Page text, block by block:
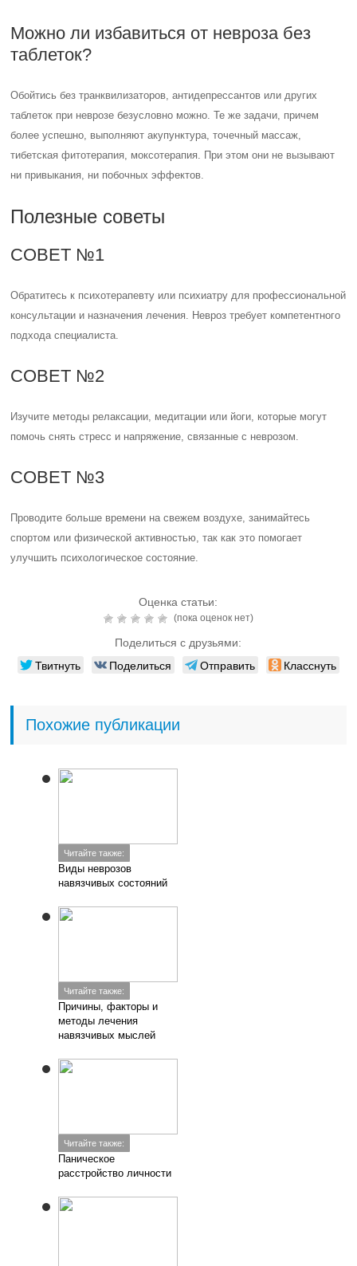
Можно ли избавиться от невроза без
таблеток?
Обойтись без транквилизаторов, антидепрессантов или других
таблеток при неврозе безусловно можно. Те же задачи, причем
более успешно, выполняют акупунктура, точечный массаж,
тибетская фитотерапия, моксотерапия. При этом они не вызывают
ни привыкания, ни побочных эффектов.
Полезные советы
СОВЕТ №1
Обратитесь к психотерапевту или психиатру для профессиональной
консультации и назначения лечения. Невроз требует компетентного
подхода специалиста.
СОВЕТ №2
Изучите методы релаксации, медитации или йоги, которые могут
помочь снять стресс и напряжение, связанные с неврозом.
СОВЕТ №3
Проводите больше времени на свежем воздухе, занимайтесь
спортом или физической активностью, так как это помогает
улучшить психологическое состояние.
Оценка статьи:
(пока оценок нет)
Поделиться с друзьями:
Твитнуть Поделиться Отправить Класснуть
Похожие публикации
Читайте также:
Виды неврозов
навязчивых состояний
Читайте также:
Причины, факторы и
методы лечения
навязчивых мыслей
Читайте также:
Паническое
расстройство личности